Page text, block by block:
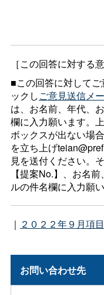
［この回答に対する
■この回答に対して
ックしご意見送信メ
は、お名前、年代、
欄に入力願います。
ボックスが出ない場
を立ち上げ
見を送付ください。
【提案No.】、お名
ルの件名欄に入力願い
｜ ２０２２年９月項
お問い合わせ先